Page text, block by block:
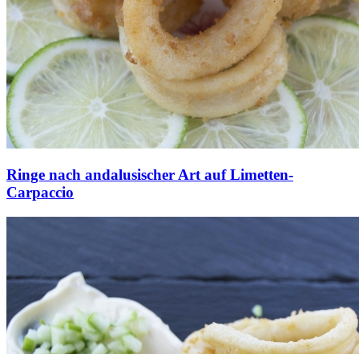
Ringe nach andalusischer Art auf Limetten-
Carpaccio